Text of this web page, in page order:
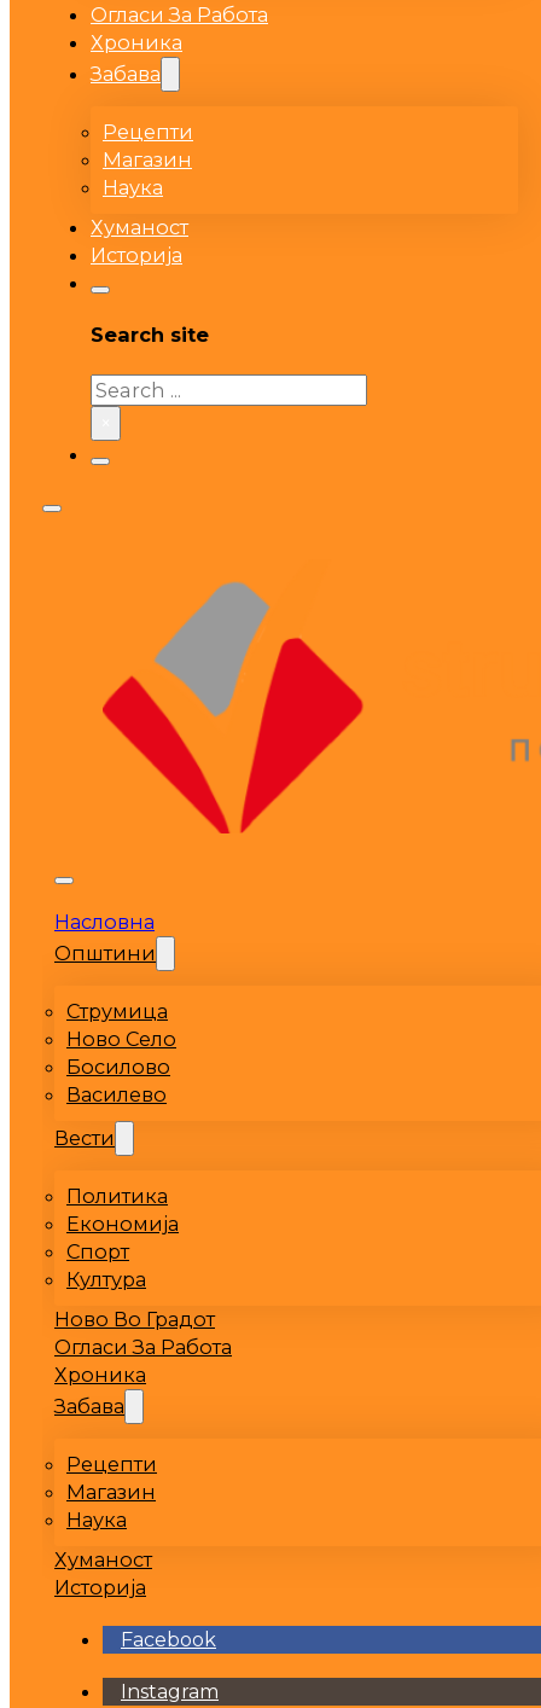
Огласи За Работа
Хроника
Забава
Рецепти
Магазин
Наука
Хуманост
Историја
Search site
Search
Насловна
Општини
Струмица
Ново Село
Босилово
Василево
Вести
Политика
Економија
Спорт
Култура
Ново Во Градот
Огласи За Работа
Хроника
Забава
Рецепти
Магазин
Наука
Хуманост
Историја
Facebook
Instagram